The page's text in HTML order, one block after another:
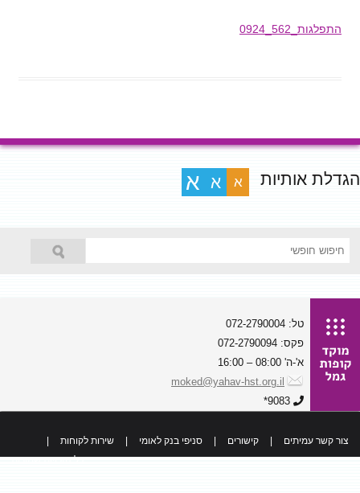
התפלגות_562_0924
הגדלת אותיות א א א
טל: 072-2790004
פקס: 072-2790094
א'-ה' 08:00 – 16:00
moked@yahav-hst.org.il
9083*
צור קשר עמיתים קישורים סניפי בנק לאומי שירות לקוחות
כל הזכויות שמורות